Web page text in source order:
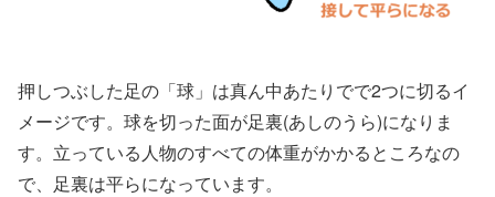
押しつぶした足の「球」は真ん中あたりでで2つに切るイ
メージです。球を切った面が足裏(あしのうら)になりま
す。立っている人物のすべての体重がかかるところなの
で、足裏は平らになっています。